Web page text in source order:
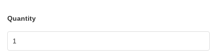
Quantity